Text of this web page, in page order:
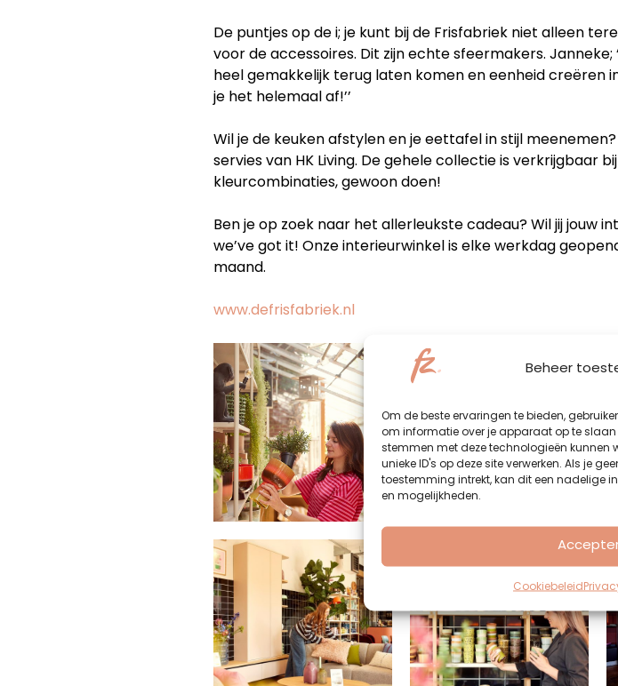
Beheer
Om de beste ervaringen te bieden,
om informatie over je apparaat op te
stemmen met deze technologieën kunnen
unieke ID's op deze site verwerken. Als je
toestemming intrekt, kan dit een nadelige
en mogelijkheden.
Cookiebeleid
De puntjes op de i; je kunt bij de Frisfabriek niet alleen
voor de accessoires. Dit zijn echte sfeermakers.
heel gemakkelijk terug laten komen en eenheid creëren
je het helemaal af!’’
Wil je de keuken afstylen en je eettafel in stijl
servies van HK Living. De gehele collectie is verkrijgbaar
kleurcombinaties, gewoon doen!
Ben je op zoek naar het allerleukste cadeau? Wil jij jouw
we’ve got it! Onze interieurwinkel is elke werkdag
maand.
www.defrisfabriek.nl